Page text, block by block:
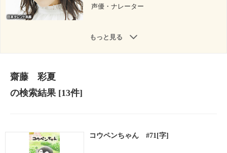
声優・ナレーター
もっと見る
齋藤 彩夏
の検索結果[13件]
コウペンちゃん #71[字]